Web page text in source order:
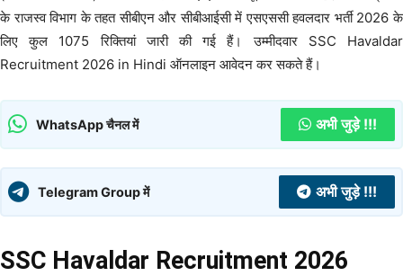
के राजस्व विभाग के तहत सीबीएन और सीबीआईसी में एसएससी हवलदार भर्ती 2026 के
लिए कुल 1075 रिक्तियां जारी की गई हैं। उम्मीदवार SSC Havaldar
Recruitment 2026 in Hindi ऑनलाइन आवेदन कर सकते हैं।
WhatsApp चैनल में अभी जुड़े !!!
Telegram Group में अभी जुड़े !!!
SSC Havaldar Recruitment 2026